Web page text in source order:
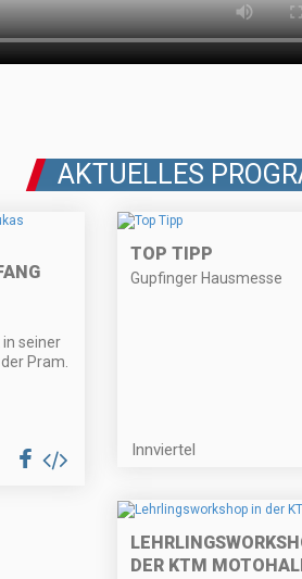
AKTUELLES
in seiner
Pram.
TOP TIPP
Gupfinger Hausmesse
Innviertel
DER KTM